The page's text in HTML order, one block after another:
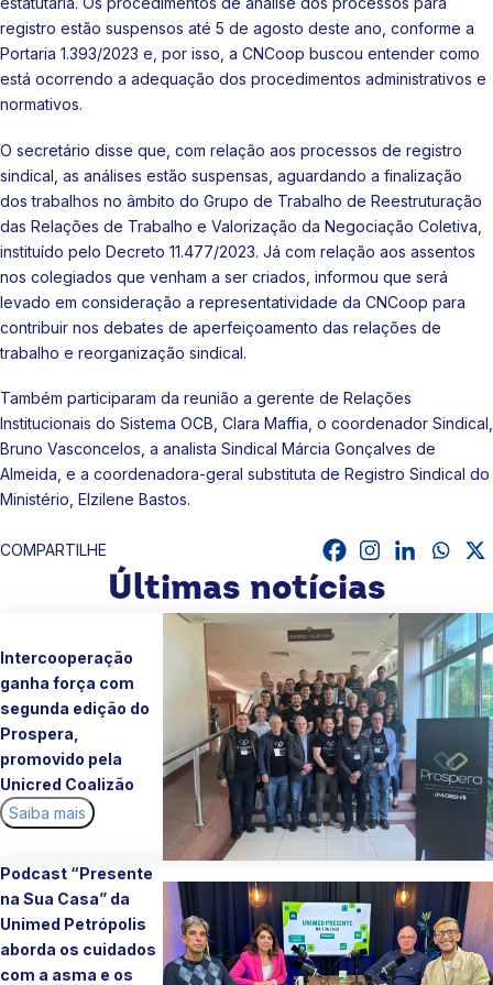
registro estão suspensos até 5 de agosto deste ano, conforme a
Portaria 1.393/2023 e, por isso, a CNCoop buscou entender como
está ocorrendo a adequação dos procedimentos administrativos e
normativos.
O secretário disse que, com relação aos processos de registro
sindical, as análises estão suspensas, aguardando a finalização
dos trabalhos no âmbito do Grupo de Trabalho de Reestruturação
das Relações de Trabalho e Valorização da Negociação Coletiva,
instituído pelo Decreto 11.477/2023. Já com relação aos assentos
nos colegiados que venham a ser criados, informou que será
levado em consideração a representatividade da CNCoop para
contribuir nos debates de aperfeiçoamento das relações de
trabalho e reorganização sindical.
Também participaram da reunião a gerente de Relações
Institucionais do Sistema OCB, Clara Maffia, o coordenador Sindical,
Bruno Vasconcelos, a analista Sindical Márcia Gonçalves de
Almeida, e a coordenadora-geral substituta de Registro Sindical do
Ministério, Elzilene Bastos.
COMPARTILHE
Últimas notícias
Intercooperação
ganha força com
segunda edição do
Prospera,
promovido pela
Unicred Coalizão
Saiba mais
Podcast “Presente
na Sua Casa” da
Unimed Petrópolis
aborda os cuidados
com a asma e os